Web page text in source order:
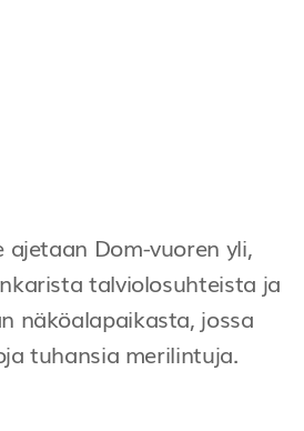
Dom-vuoren yli,
talviolosuhteista ja
näköalapaikasta, jossa
tuhansia merilintuja.